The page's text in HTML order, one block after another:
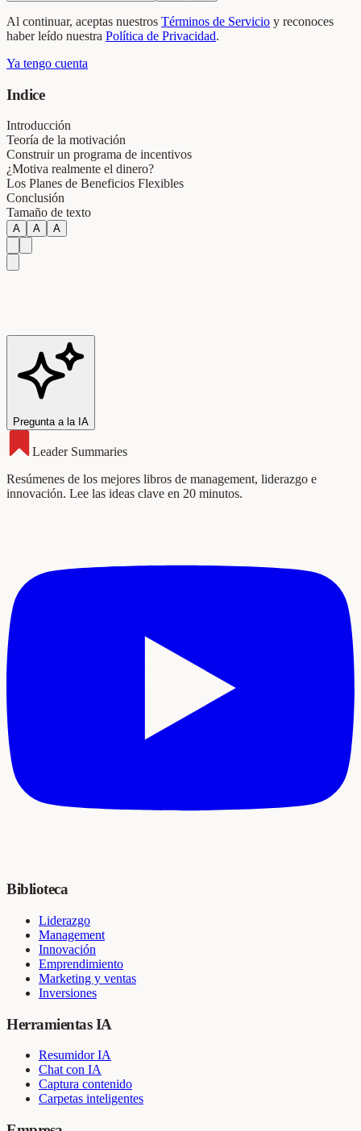
Al continuar, aceptas nuestros Términos de Servicio y reconoces
haber leído nuestra Política de Privacidad.
Ya tengo cuenta
Indice
Introducción
Teoría de la motivación
Construir un programa de incentivos
¿Motiva realmente el dinero?
Los Planes de Beneficios Flexibles
Conclusión
Tamaño de texto
A A A
Pregunta a la IA
Leader Summaries
Resúmenes de los mejores libros de management, liderazgo e
innovación. Lee las ideas clave en 20 minutos.
Biblioteca
Liderazgo
Management
Innovación
Emprendimiento
Marketing y ventas
Inversiones
Herramientas IA
Resumidor IA
Chat con IA
Captura contenido
Carpetas inteligentes